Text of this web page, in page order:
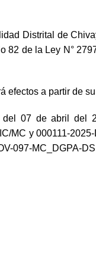
Distrital de
de la Ley N°
a partir de
07 de abril
MC y 000111-
097-MC_DGPA-